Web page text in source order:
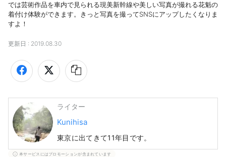
では芸術作品を車内で見られる現美新幹線や美しい写真が撮れる花魁の
着付け体験ができます。きっと写真を撮ってSNSにアップしたくなりま
すよ！
更新日 : 2019.08.30
ライター
Kunihisa
東京に出てきて11年目です。
本サービスにはプロモーションが含まれています